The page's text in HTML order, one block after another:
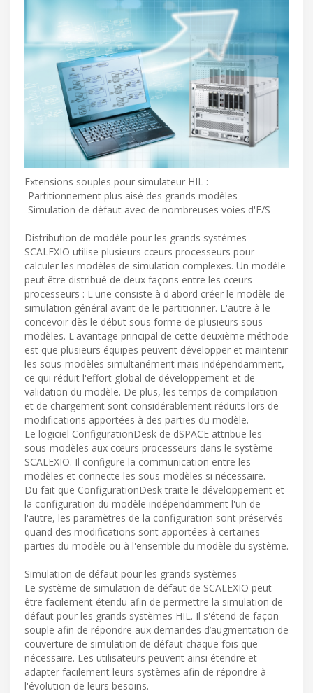
Extensions souples pour simulateur HIL :
-Partitionnement plus aisé des grands modèles
-Simulation de défaut avec de nombreuses voies d'E/S
Distribution de modèle pour les grands systèmes
SCALEXIO utilise plusieurs cœurs processeurs pour
calculer les modèles de simulation complexes. Un modèle
peut être distribué de deux façons entre les cœurs
processeurs : L'une consiste à d'abord créer le modèle de
simulation général avant de le partitionner. L'autre à le
concevoir dès le début sous forme de plusieurs sous-
modèles. L'avantage principal de cette deuxième méthode
est que plusieurs équipes peuvent développer et maintenir
les sous-modèles simultanément mais indépendamment,
ce qui réduit l'effort global de développement et de
validation du modèle. De plus, les temps de compilation
et de chargement sont considérablement réduits lors de
modifications apportées à des parties du modèle.
Le logiciel ConfigurationDesk de dSPACE attribue les
sous-modèles aux cœurs processeurs dans le système
SCALEXIO. Il configure la communication entre les
modèles et connecte les sous-modèles si nécessaire.
Du fait que ConfigurationDesk traite le développement et
la configuration du modèle indépendamment l'un de
l'autre, les paramètres de la configuration sont préservés
quand des modifications sont apportées à certaines
parties du modèle ou à l'ensemble du modèle du système.
Simulation de défaut pour les grands systèmes
Le système de simulation de défaut de SCALEXIO peut
être facilement étendu afin de permettre la simulation de
défaut pour les grands systèmes HIL. Il s'étend de façon
souple afin de répondre aux demandes d’augmentation de
couverture de simulation de défaut chaque fois que
nécessaire. Les utilisateurs peuvent ainsi étendre et
adapter facilement leurs systèmes afin de répondre à
l'évolution de leurs besoins.